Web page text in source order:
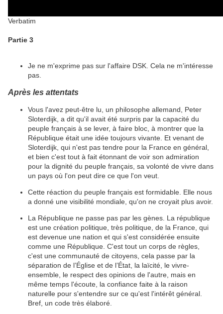
Verbatim
Partie 3
Je ne m'exprime pas sur l'affaire DSK. Cela ne m'intéresse
pas.
Après les attentats
Vous l'avez peut-être lu, un philosophe allemand, Peter
Sloterdijk, a dit qu'il avait été surpris par la capacité du
peuple français à se lever, à faire bloc, à montrer que la
République était une idée toujours vivante. Et venant de
Sloterdijk, qui n'est pas tendre pour la France en général,
et bien c'est tout à fait étonnant de voir son admiration
pour la dignité du peuple français, sa volonté de vivre dans
un pays où l'on peut dire ce que l'on veut.
Cette réaction du peuple français est formidable. Elle nous
a donné une visibilité mondiale, qu'on ne croyait plus avoir.
La République ne passe pas par les gènes. La république
est une création politique, très politique, de la France, qui
est devenue une nation et qui s'est considérée ensuite
comme une République. C'est tout un corps de règles,
c'est une communauté de citoyens, cela passe par la
séparation de l’Église et de l’État, la laïcité, le vivre-
ensemble, le respect des opinions de l'autre, mais en
même temps l'écoute, la confiance faite à la raison
naturelle pour s'entendre sur ce qu'est l'intérêt général.
Bref, un code très élaboré.